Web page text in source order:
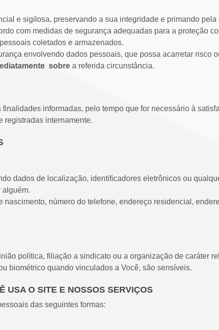
e sigilosa, preservando a sua integridade e primando pela
com medidas de segurança adequadas para a proteção
coletados e armazenados.
envolvendo dados pessoais, que possa acarretar risco
sobre a referida circunstância.
informadas, pelo tempo que for necessário à
registradas internamente.
dados de localização, identificadores eletrônicos ou
alguém.
número do telefone, endereço residencial,
política, filiação a sindicato ou a organização de caráter
biométrico quando vinculados a Você, são sensíveis.
USA O SITE E NOSSOS SERVIÇOS
das seguintes formas: